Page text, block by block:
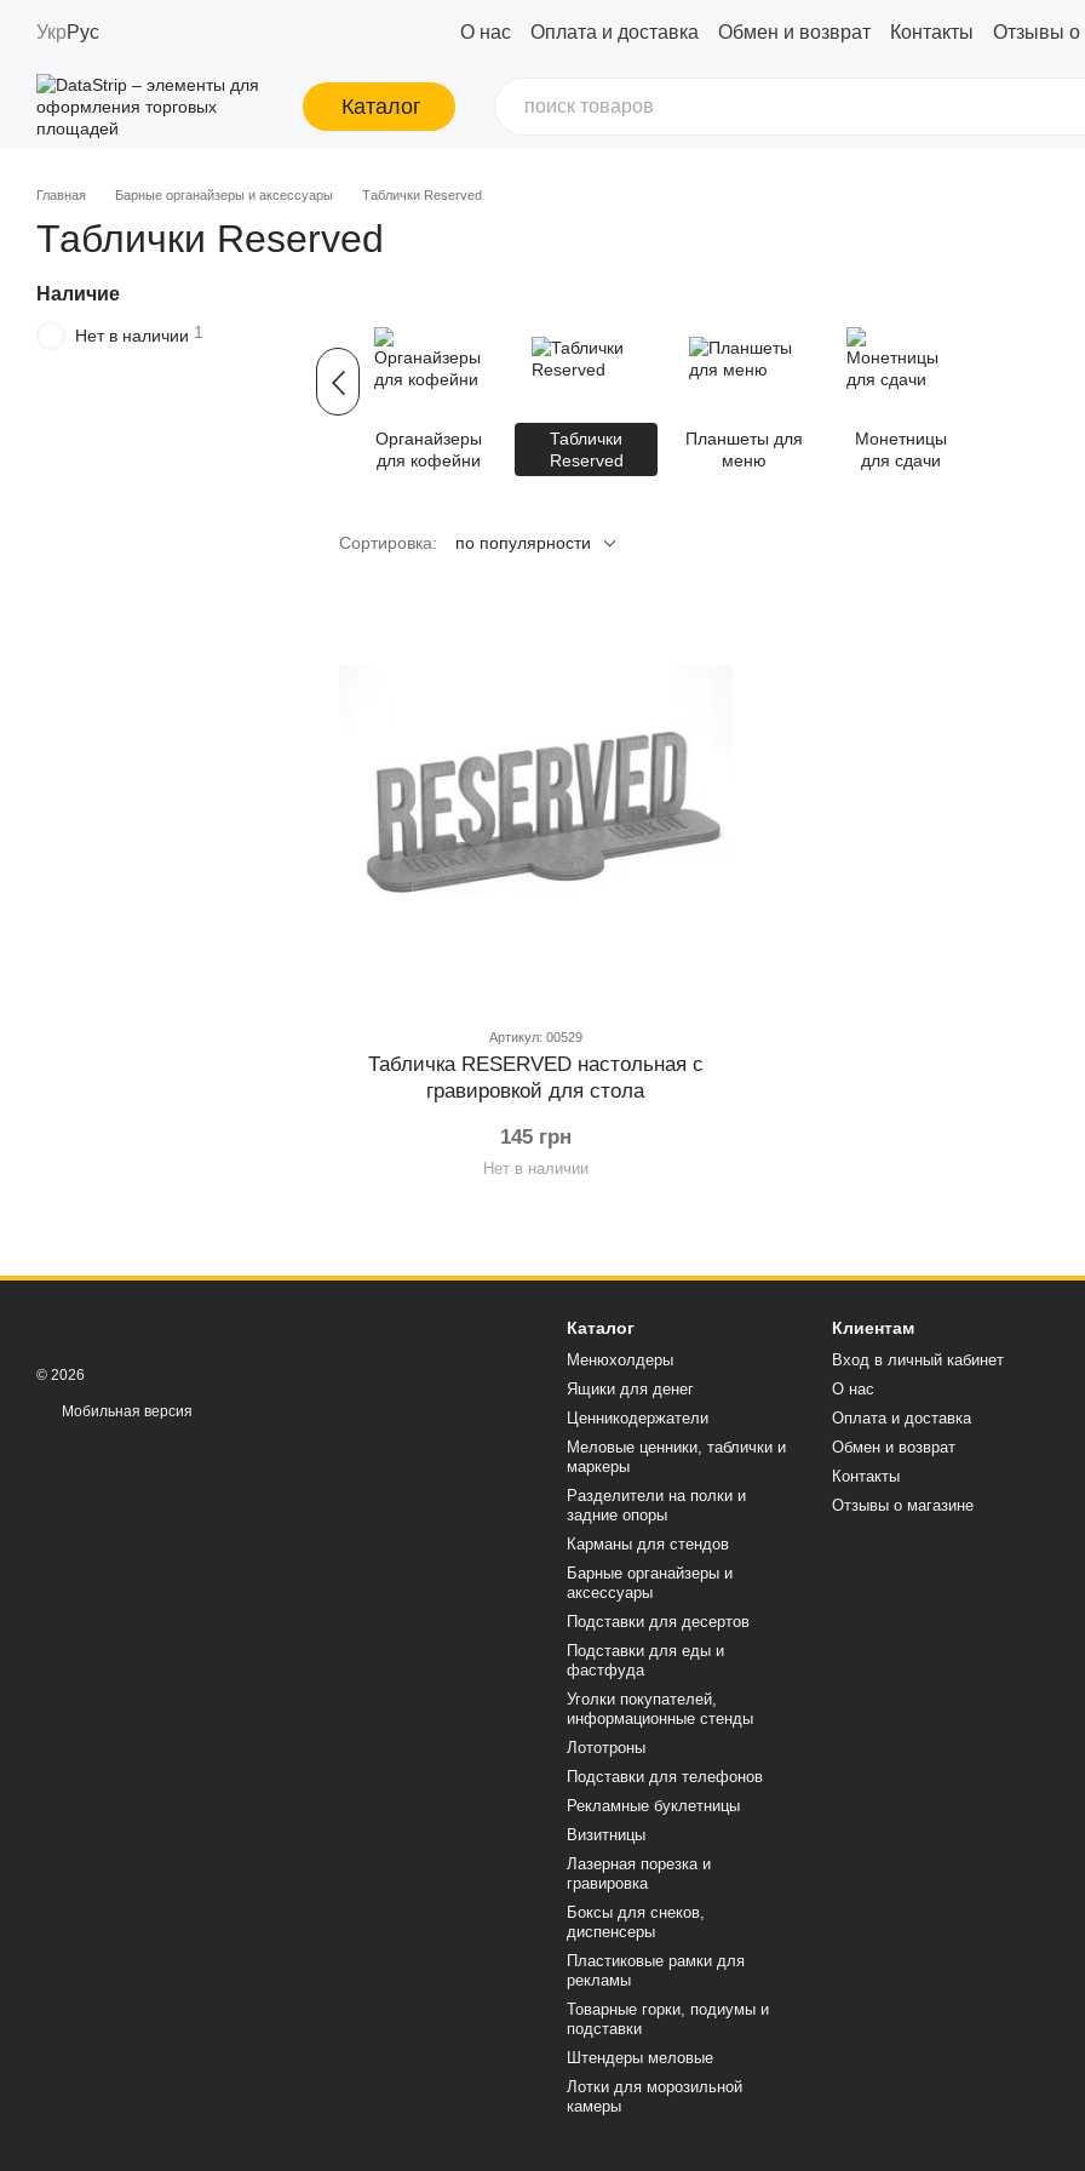
УкрРус О нас Оплата и доставка Обмен и возврат Контакты Отзывы о
Каталог
Главная Барные органайзеры и аксессуары Таблички Reserved
Таблички Reserved
Органайзеры
для кофейни
Таблички
Reserved
Планшеты для
меню
Монетницы
для сдачи
Сортировка: по популярности
Артикул: 00529
Табличка RESERVED настольная с
гравировкой для стола
145 грн
Нет в наличии
Наличие
Нет в наличии 1
© 2026
Мобильная версия
Каталог
Менюхолдеры
Ящики для денег
Ценникодержатели
Меловые ценники, таблички и
маркеры
Разделители на полки и
задние опоры
Карманы для стендов
Барные органайзеры и
аксессуары
Подставки для десертов
Подставки для еды и
фастфуда
Уголки покупателей,
информационные стенды
Лототроны
Подставки для телефонов
Рекламные буклетницы
Визитницы
Лазерная порезка и
гравировка
Боксы для снеков,
диспенсеры
Пластиковые рамки для
рекламы
Товарные горки, подиумы и
подставки
Штендеры меловые
Лотки для морозильной
камеры
Клиентам
Вход в личный кабинет
О нас
Оплата и доставка
Обмен и возврат
Контакты
Отзывы о магазине